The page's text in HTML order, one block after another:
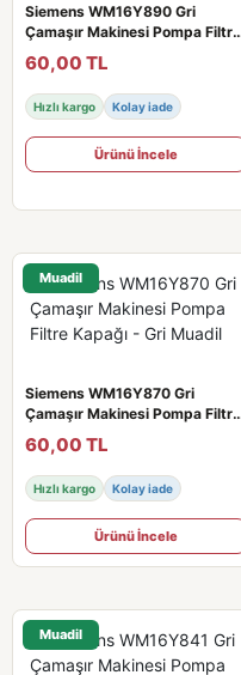
Siemens WM16Y890 Gri
Çamaşır Makinesi Pompa Filtre
60,00 TL
Hızlı kargo Kolay iade
Ürünü İncele
Muadil
Siemens WM16Y870 Gri
Çamaşır Makinesi Pompa Filtre
60,00 TL
Hızlı kargo Kolay iade
Ürünü İncele
Muadil